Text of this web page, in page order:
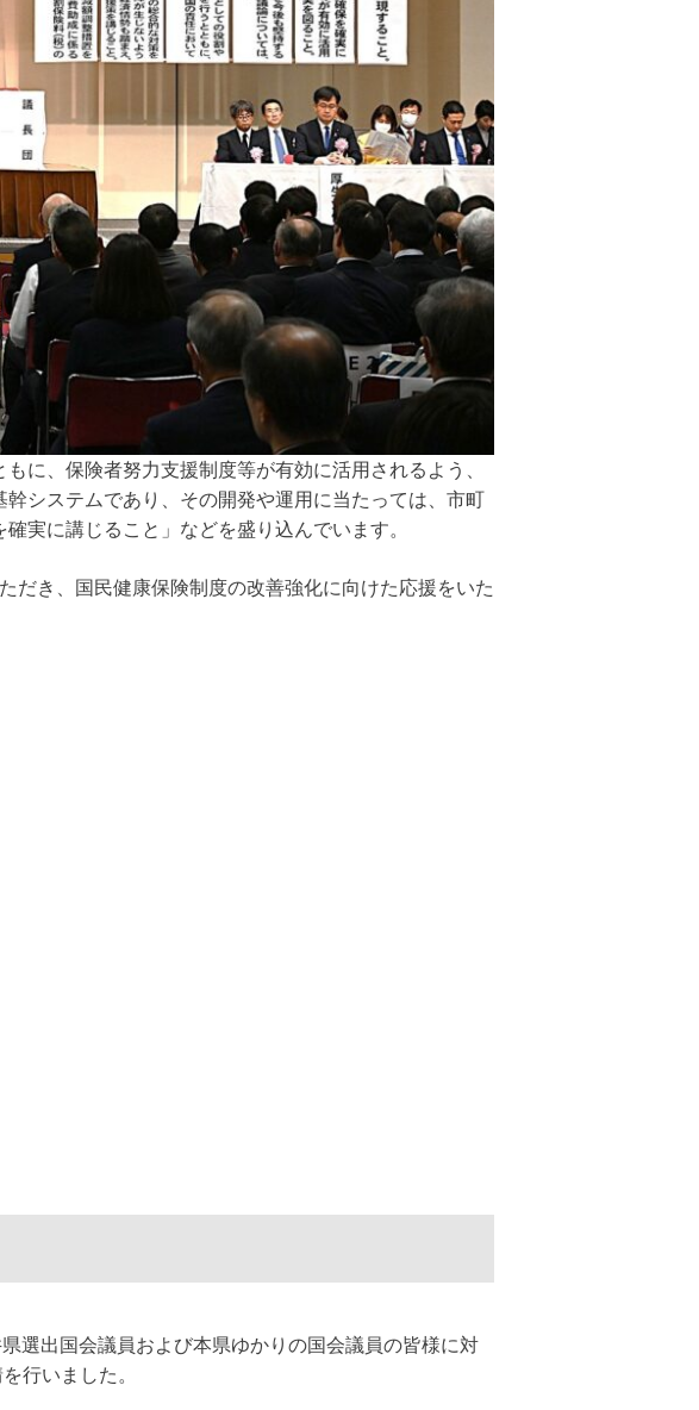
に、保険者努力支援制度等が有効に活用されるよう、
システムであり、その開発や運用に当たっては、市町
実に講じること」などを盛り込んでいます。
だき、国民健康保険制度の改善強化に向けた応援をいた
選出国会議員および本県ゆかりの国会議員の皆様に対
行いました。